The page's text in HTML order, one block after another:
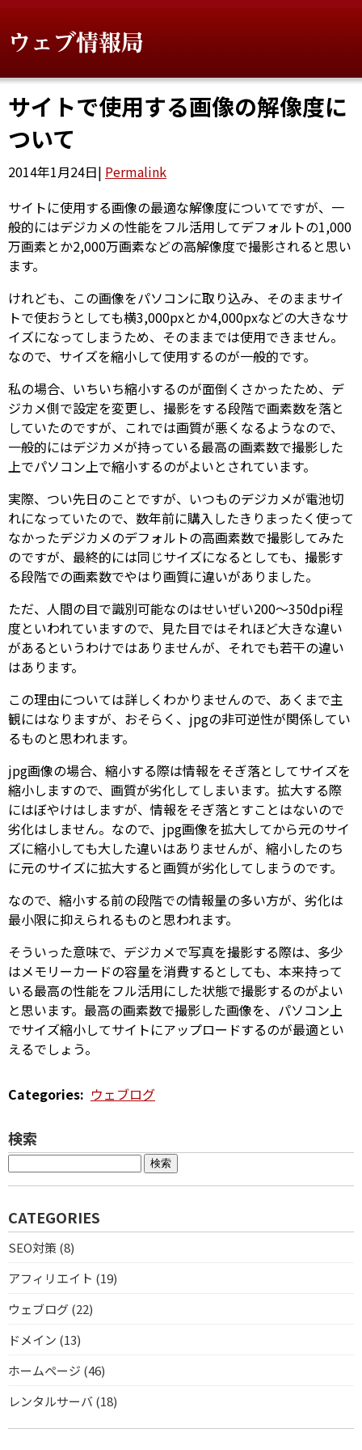
ウェブ情報局
サイトで使用する画像の解像度に
ついて
2014年1月24日| Permalink
サイトに使用する画像の最適な解像度についてですが、一
般的にはデジカメの性能をフル活用してデフォルトの1,000
万画素とか2,000万画素などの高解像度で撮影されると思い
ます。
けれども、この画像をパソコンに取り込み、そのままサイ
トで使おうとしても横3,000pxとか4,000pxなどの大きなサ
イズになってしまうため、そのままでは使用できません。
なので、サイズを縮小して使用するのが一般的です。
私の場合、いちいち縮小するのが面倒くさかったため、デ
ジカメ側で設定を変更し、撮影をする段階で画素数を落と
していたのですが、これでは画質が悪くなるようなので、
一般的にはデジカメが持っている最高の画素数で撮影した
上でパソコン上で縮小するのがよいとされています。
実際、つい先日のことですが、いつものデジカメが電池切
れになっていたので、数年前に購入したきりまったく使って
なかったデジカメのデフォルトの高画素数で撮影してみた
のですが、最終的には同じサイズになるとしても、撮影す
る段階での画素数でやはり画質に違いがありました。
ただ、人間の目で識別可能なのはせいぜい200～350dpi程
度といわれていますので、見た目ではそれほど大きな違い
があるというわけではありませんが、それでも若干の違い
はあります。
この理由については詳しくわかりませんので、あくまで主
観にはなりますが、おそらく、jpgの非可逆性が関係してい
るものと思われます。
jpg画像の場合、縮小する際は情報をそぎ落としてサイズを
縮小しますので、画質が劣化してしまいます。拡大する際
にはぼやけはしますが、情報をそぎ落とすことはないので
劣化はしません。なので、jpg画像を拡大してから元のサイ
ズに縮小しても大した違いはありませんが、縮小したのち
に元のサイズに拡大すると画質が劣化してしまうのです。
なので、縮小する前の段階での情報量の多い方が、劣化は
最小限に抑えられるものと思われます。
そういった意味で、デジカメで写真を撮影する際は、多少
はメモリーカードの容量を消費するとしても、本来持って
いる最高の性能をフル活用にした状態で撮影するのがよい
と思います。最高の画素数で撮影した画像を、パソコン上
でサイズ縮小してサイトにアップロードするのが最適とい
えるでしょう。
Categories: ウェブログ
検索
CATEGORIES
SEO対策 (8)
アフィリエイト (19)
ウェブログ (22)
ドメイン (13)
ホームページ (46)
レンタルサーバ (18)